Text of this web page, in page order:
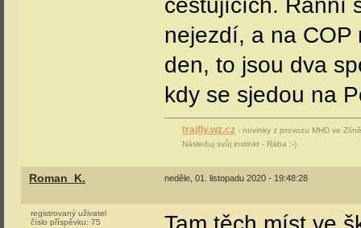
cestujících. Ranní
nejezdí, a na COP
den, to jsou dva
kdy se sjedou na
trajfly.wz.cz - novinky z provozu MHD ve
Následuj svůj instinkt - Rába :-)
Roman_K. neděle, 01. listopadu 2020 - 19:48:28
registrovaný uživatel
číslo příspěvku: 75